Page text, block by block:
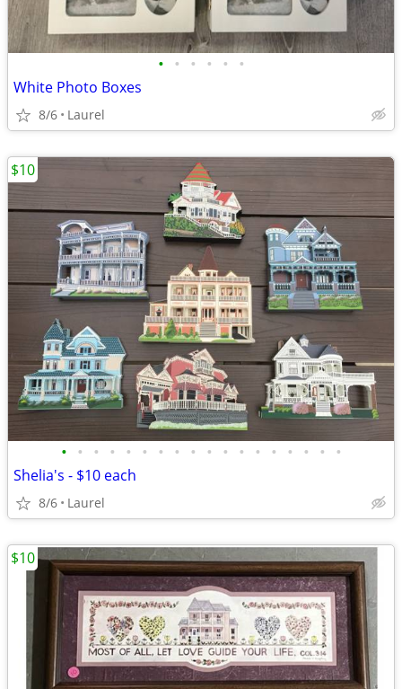
• • • • • •
White Photo Boxes
8/6 Laurel
• • • • • • • • • • • • • • • • • •
Shelia's - $10 each
8/6 Laurel
$10
$10